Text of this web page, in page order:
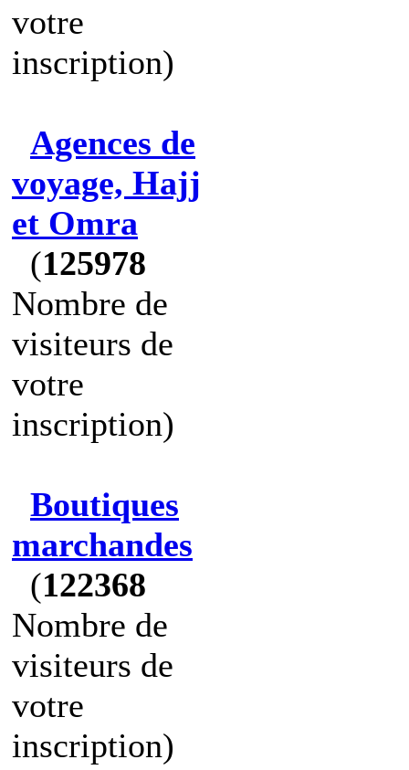
votre
inscription)
Agences de
voyage, Hajj
et Omra
(125978
Nombre de
visiteurs de
votre
inscription)
Boutiques
marchandes
(122368
Nombre de
visiteurs de
votre
inscription)